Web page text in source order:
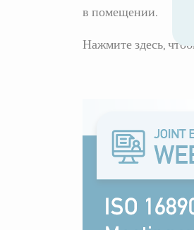
в помещении.
Нажмите здесь,